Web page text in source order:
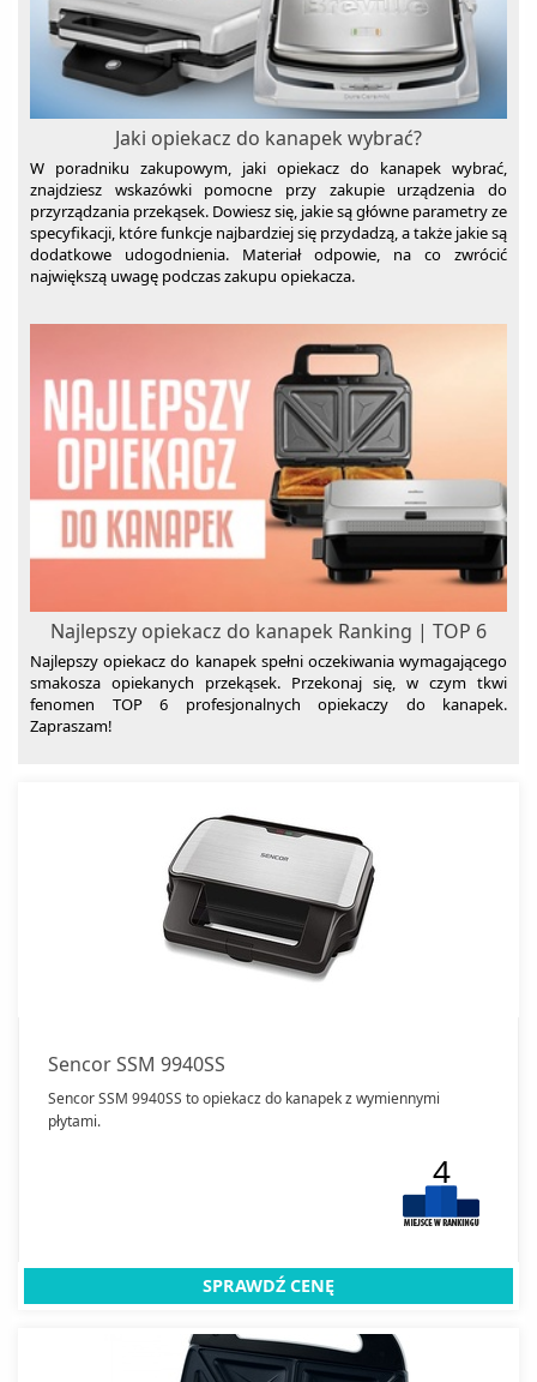
Sokowirówki
Spieniacze do mleka
Szuflady grzewcze
Szybkowary
Tostery
Wagi kuchenne
Wagi łazienkowe
Wolnowary
Wyciskarki do cytrusów
Wypiekacze do chleba
Żelazka
Zamknij
Jaki opiekacz do kanapek wybrać?
W poradniku zakupowym, jaki opiekacz do kanapek wybrać,
znajdziesz wskazówki pomocne przy zakupie urządzenia do
przyrządzania przekąsek. Dowiesz się, jakie są główne parametry ze
specyfikacji, które funkcje najbardziej się przydadzą, a także jakie są
dodatkowe udogodnienia. Materiał odpowie, na co zwrócić
największą uwagę podczas zakupu opiekacza.
Najlepszy opiekacz do kanapek Ranking | TOP 6
Najlepszy opiekacz do kanapek spełni oczekiwania wymagającego
smakosza opiekanych przekąsek. Przekonaj się, w czym tkwi
fenomen TOP 6 profesjonalnych opiekaczy do kanapek.
Zapraszam!
Sencor SSM 9940SS
Sencor SSM 9940SS to opiekacz do kanapek z wymiennymi
płytami.
4
SPRAWDŹ CENĘ